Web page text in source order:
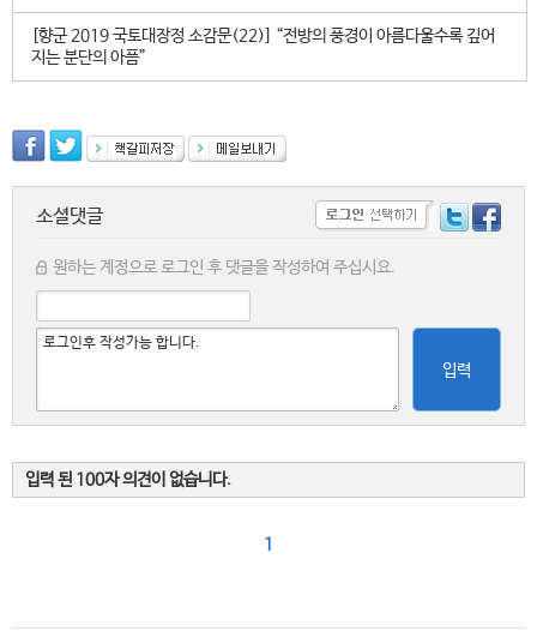
[향군 2019 국토대장정 소감문(22)] “전방의 풍경이 아름다울수록 깊어
지는 분단의 아픔”
소셜댓글
원하는 계정으로 로그인 후 댓글을 작성하여 주십시요.
입력
입력 된 100자 의견이 없습니다.
1